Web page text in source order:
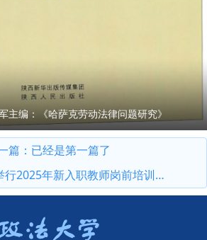
主编：《哈萨克劳动法律问题研究》
篇：已经是第一篇了
年新入职教师岗前培训开班仪式暨师德师风专题讲座